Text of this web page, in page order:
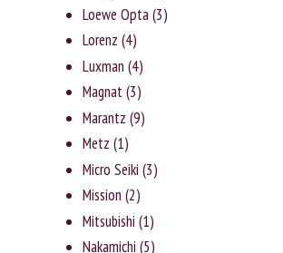
Loewe Opta(3)
Lorenz (4)
Luxman (4)
Magnat(3)
Marantz (9)
Metz (1)
Micro Seiki (3)
Mission (2)
Mitsubishi (1)
Nakamichi (5)